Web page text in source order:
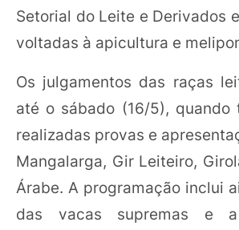
Setorial do Leite e Derivados
voltadas à apicultura e
Os julgamentos das raças
até o sábado (16/5), quando
realizadas provas e
Mangalarga, Gir Leiteiro,
Árabe. A programação inclui
das vacas supremas e